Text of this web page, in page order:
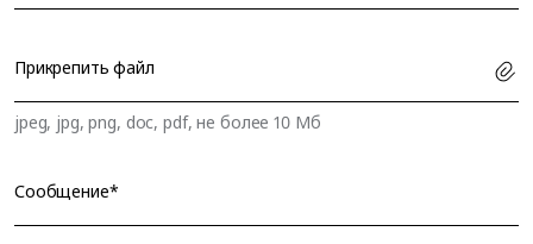
Прикрепить файл
jpeg, jpg, png, doc, pdf, не более 10 Мб
Сообщение*